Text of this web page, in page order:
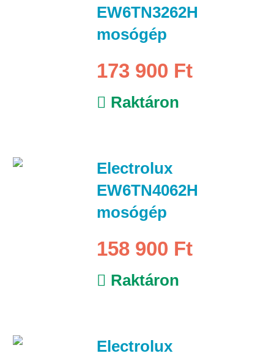
EW6TN3262H
mosógép
173 900 Ft
Raktáron
Electrolux
EW6TN4062H
mosógép
158 900 Ft
Raktáron
Electrolux